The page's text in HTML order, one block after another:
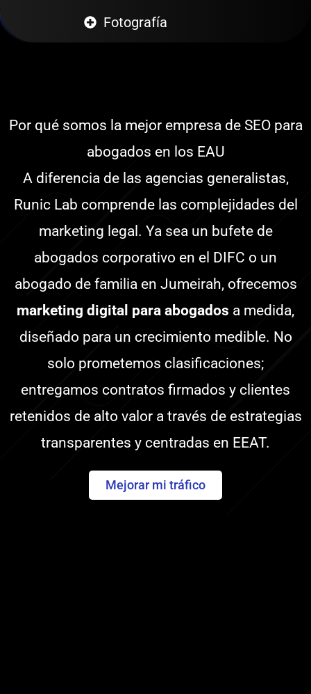
Fotografía
Por qué somos la mejor empresa de SEO para
abogados en los EAU
A diferencia de las agencias generalistas,
Runic Lab comprende las complejidades del
marketing legal. Ya sea un bufete de
abogados corporativo en el DIFC o un
abogado de familia en Jumeirah, ofrecemos
marketing digital para abogados a medida,
diseñado para un crecimiento medible. No
solo prometemos clasificaciones;
entregamos contratos firmados y clientes
retenidos de alto valor a través de estrategias
transparentes y centradas en EEAT.
Mejorar mi tráfico